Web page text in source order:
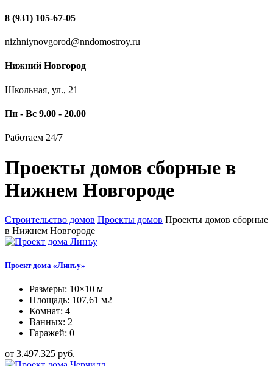
8 (931) 105-67-05
nizhniynovgorod@nndomostroy.ru
Нижний Новгород
Школьная, ул., 21
Пн - Вс 9.00 - 20.00
Работаем 24/7
Проекты домов сборные в
Нижнем Новгороде
Строительство домов Проекты домов Проекты домов сборные
в Нижнем Новгороде
Проект дома «Линъу»
Размеры: 10×10 м
Площадь: 107,61 м2
Комнат: 4
Ванных: 2
Гаражей: 0
от 3.497.325 руб.